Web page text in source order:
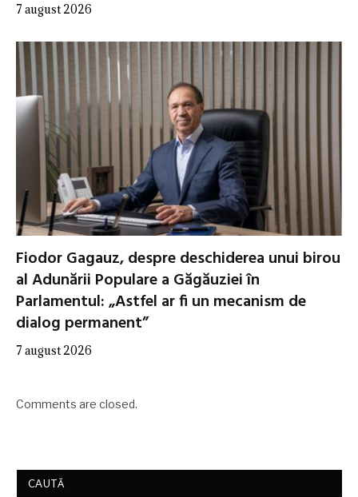
7 august 2026
Fiodor Gagauz, despre deschiderea unui birou
al Adunării Populare a Găgăuziei în
Parlamentul: „Astfel ar fi un mecanism de
dialog permanent”
7 august 2026
Comments are closed.
CAUTĂ